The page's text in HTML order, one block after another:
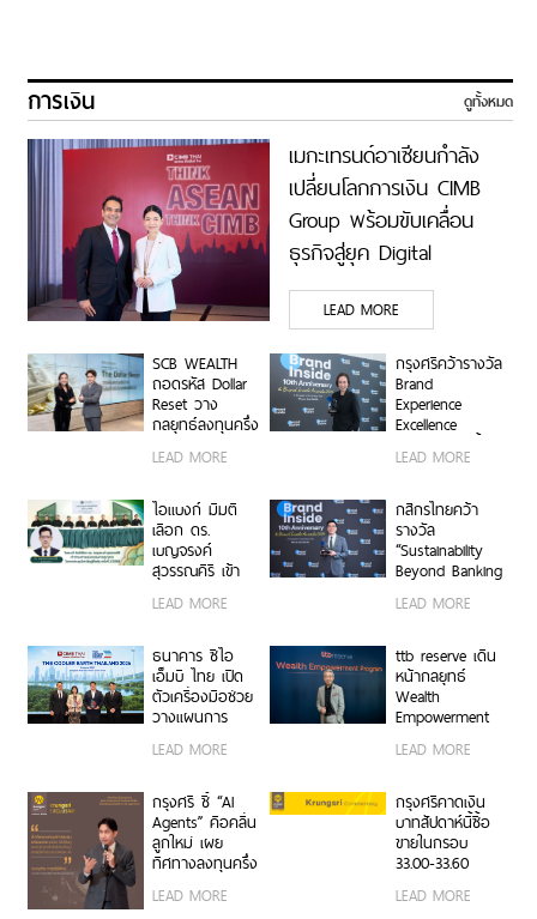
การเงิน ดูทั้งหมด
เมกะเทรนด์อาเซียนกำลัง
เปลี่ยนโลกการเงิน CIMB
Group พร้อมขับเคลื่อน
ธุรกิจสู่ยุค Digital
Economy ด้วยทีม
Industry Specialists เชื่อม
องค์ความรู้ โอกาสทาง
ธุรกิจ และเครือการลงทุน
เสริมแกร่งธุรกิจ Data
Center และ Supply Chain
ASEAN, THINK CIMB
LEAD MORE
SCB WEALTH
ถอดรหัส Dollar
Reset วาง
กลยุทธ์ลงทุนครึ่ง
ปีหลัง ชูหุ้น
สหรัฐฯ-ตลาดเกิด
ระยะสั้น-กลาง
เสริมพอร์ตแกร่ง
LEAD MORE
กรุงศรีคว้ารางวัล
Brand
Experience
Excellence
Award ตอกย้ำ
คำมั่นสัญญา
ได้ทุกวัน”
LEAD MORE
ไอแบงก์ มีมติ
เลือก ดร.
เบญจรงค์
สุวรรณคีรี เข้า
ดำรงตำแหน่ง
กรรมการ
LEAD MORE
กสิกรไทยคว้า
รางวัล
“Sustainability
Beyond Banking
Award” ขับ
เคลื่อนภาคธุรกิจ
และการเติบโต
อย่างยั่งยืน
LEAD MORE
ธนาคาร ซีไอ
เอ็มบี ไทย เปิด
ตัวเครื่องมือช่วย
วางแผนการ
เปลี่ยนผ่านด้าน
สภาพภูมิอากาศ
Cooler Earth
Thailand 2026
LEAD MORE
ttb reserve เดิน
หน้ากลยุทธ์
Wealth
Empowerment
ผ่าน WE
Program สร้าง
สานต่อความ
สำเร็จครอบครัว
จากรุ่นสู่รุ่น
LEAD MORE
กรุงศรี ชี้ “AI
Agents” คือคลื่น
ลูกใหม่ เผย
ทิศทางลงทุนครึ่ง
หลังปี 2569 เปิด
สูตรจัดพอร์ต
LEAD MORE
กรุงศรีคาดเงิน
บาทสัปดาห์นี้ซื้อ
ขายในกรอบ
33.00-33.60
ติดตามข้อมูลจ้าง
งานสหรัฐฯ
LEAD MORE